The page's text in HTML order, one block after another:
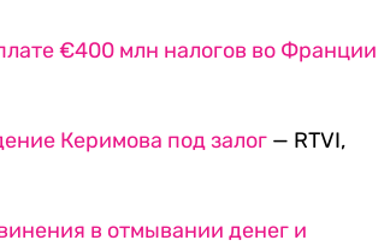
€400 млн налогов во Франции
Керимова под залог — RTVI,
в отмывании денег и